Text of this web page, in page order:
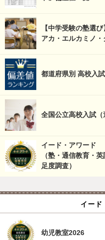
【中学受験の塾選
アカ・エルカミノ
都道府県別 高校入
全国公立高校入試（
イード・アワード
（塾・通信教育・
足度調査）
イード
幼児教室2026